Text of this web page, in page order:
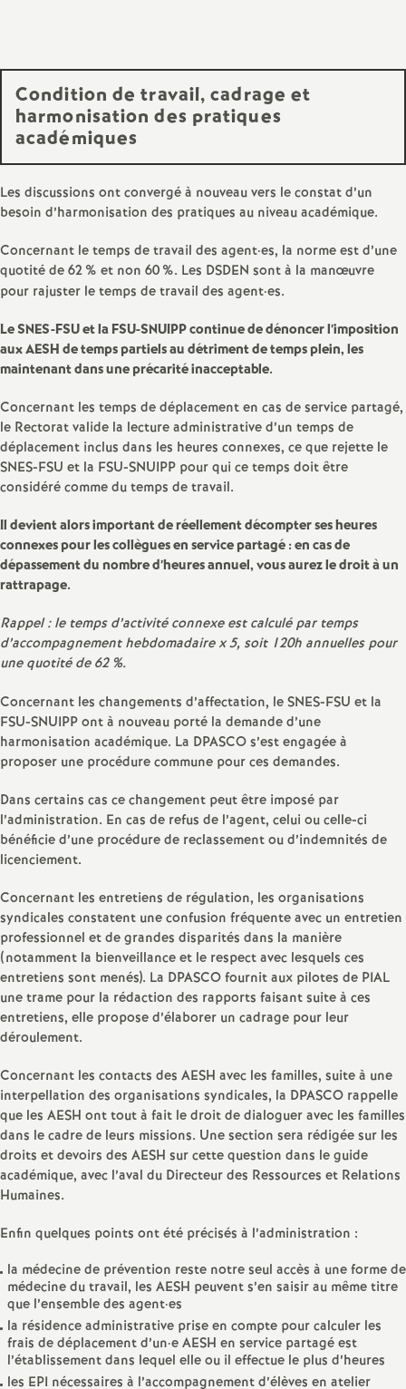
e
g
r
é
O
l
é
a
n
s
T
o
r
s
Condition de travail, cadrage et
harmonisation des pratiques
académiques
Les discussions ont convergé à nouveau vers le constat d’un
besoin d’harmonisation des pratiques au niveau académique.
Concernant le temps de travail des agent·es, la norme est d’une
quotité de 62% et non 60%. Les DSDEN sont à la manœuvre
pour rajuster le temps de travail des agent·es.
Le SNES-FSU et la FSU-SNUIPP continue de dénoncer l’imposition
aux AESH de temps partiels au détriment de temps plein, les
maintenant dans une précarité inacceptable.
Concernant les temps de déplacement en cas de service partagé,
le Rectorat valide la lecture administrative d’un temps de
déplacement inclus dans les heures connexes, ce que rejette le
SNES-FSU et la FSU-SNUIPP pour qui ce temps doit être
considéré comme du temps de travail.
Il devient alors important de réellement décompter ses heures
connexes pour les collègues en service partagé : en cas de
dépassement du nombre d’heures annuel, vous aurez le droit à un
rattrapage.
Rappel : le temps d’activité connexe est calculé par temps
d’accompagnement hebdomadaire x 5, soit 120h annuelles pour
une quotité de 62 %.
Concernant les changements d’affectation, le SNES-FSU et la
FSU-SNUIPP ont à nouveau porté la demande d’une
harmonisation académique. La DPASCO s’est engagée à
proposer une procédure commune pour ces demandes.
Dans certains cas ce changement peut être imposé par
l’administration. En cas de refus de l’agent, celui ou celle-ci
bénéficie d’une procédure de reclassement ou d’indemnités de
licenciement.
Concernant les entretiens de régulation, les organisations
syndicales constatent une confusion fréquente avec un entretien
professionnel et de grandes disparités dans la manière
(notamment la bienveillance et le respect avec lesquels ces
entretiens sont menés). La DPASCO fournit aux pilotes de PIAL
une trame pour la rédaction des rapports faisant suite à ces
entretiens, elle propose d’élaborer un cadrage pour leur
déroulement.
Concernant les contacts des AESH avec les familles, suite à une
interpellation des organisations syndicales, la DPASCO rappelle
que les AESH ont tout à fait le droit de dialoguer avec les familles
dans le cadre de leurs missions. Une section sera rédigée sur les
droits et devoirs des AESH sur cette question dans le guide
académique, avec l’aval du Directeur des Ressources et Relations
Humaines.
Enfin quelques points ont été précisés à l’administration :
la médecine de prévention reste notre seul accès à une forme de
médecine du travail, les AESH peuvent s’en saisir au même titre
que l’ensemble des agent·es
la résidence administrative prise en compte pour calculer les
frais de déplacement d’un·e AESH en service partagé est
l’établissement dans lequel elle ou il effectue le plus d’heures
les EPI nécessaires à l’accompagnement d’élèves en atelier